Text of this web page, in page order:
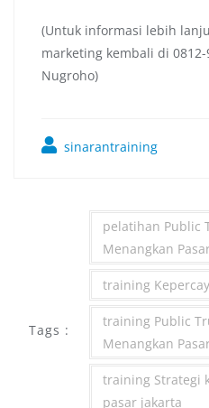
(Untuk informasi lebih
marketing kembali di
Nugroho)
sinarantraining
Tags :
pelatihan Public
Menangkan
training
training Public
Menangkan
training Strategi
pasar jakarta